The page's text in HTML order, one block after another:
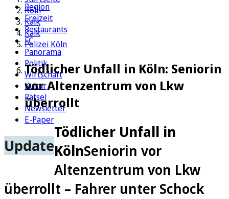
Region
Freizeit
Restaurants
FC
Panorama
Politik
Wirtschaft
Kultur
Rätsel
Newsletter
E-Paper
Köln
Kalk
Kalk
Polizei Köln
Tödlicher Unfall in Köln: Seniorin
vor Altenzentrum von Lkw
überrollt
Update
Tödlicher Unfall in
KölnSeniorin vor
Altenzentrum von Lkw
überrollt – Fahrer unter Schock